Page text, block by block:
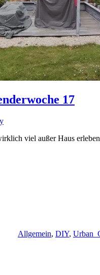
17
viel außer Haus
Allgemein, DIY,